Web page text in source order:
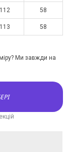
112 58
113 58
Ми завжди на